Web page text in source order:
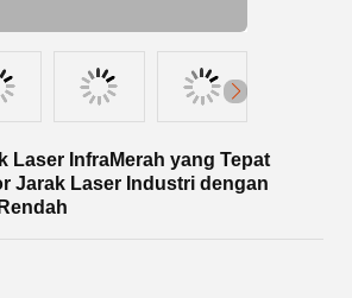
Laser InfraMerah yang Tepat
Jarak Laser Industri dengan